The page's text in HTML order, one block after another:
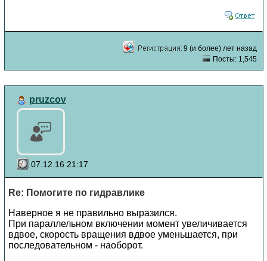
9 (и более) лет назад
Посты: 1,545
pruzcov
07.12.16 21:17
Re: Помогите по гидравлике
Наверное я не правильно выразился.
При параллельном включении момент увеличивается
вдвое, скорость вращения вдвое уменьшается, при
последовательном - наоборот.